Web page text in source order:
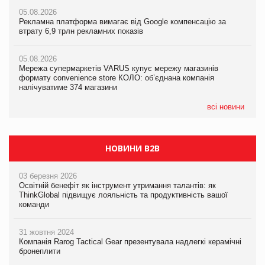
05.08.2026
Рекламна платформа вимагає від Google компенсацію за
втрату 6,9 трлн рекламних показів
05.08.2026
Мережа супермаркетів VARUS купує мережу магазинів
формату convenience store КОЛО: об’єднана компанія
налічуватиме 374 магазини
всі новини
05.08.2026
Сергій Лісунов про заморожені хлібобулочні вироби на
04.08.2026
Через атаку РФ у Дніпрі пошкоджено склад шоколаду
Millennium
05.08.2026
Рекламна платформа вимагає від Google компенсацію за
втрату 6,9 трлн рекламних показів
05.08.2026
Adidas витратила понад $1 млрд на маркетинг за квартал
НОВИНИ B2B
03 березня 2026
Освітній бенефіт як інструмент утримання талантів: як
ThinkGlobal підвищує лояльність та продуктивність вашої
команди
31 жовтня 2024
Компанія Rarog Tactical Gear презентувала надлегкі керамічні
бронеплити